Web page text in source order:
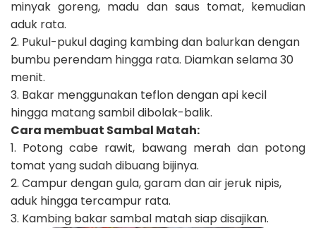
minyak goreng, madu dan saus tomat, kemudian
aduk rata.
2. Pukul-pukul daging kambing dan balurkan dengan
bumbu perendam hingga rata. Diamkan selama 30
menit.
3. Bakar menggunakan teflon dengan api kecil
hingga matang sambil dibolak-balik.
Cara membuat Sambal Matah:
1. Potong cabe rawit, bawang merah dan potong
tomat yang sudah dibuang bijinya.
2. Campur dengan gula, garam dan air jeruk nipis,
aduk hingga tercampur rata.
3. Kambing bakar sambal matah siap disajikan.